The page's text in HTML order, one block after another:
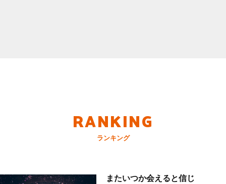
RANKING
ランキング
またいつか会えると信じ